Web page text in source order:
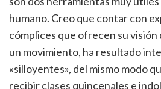
humano. Creo que contar con
cómplices que ofrecen su visión
un movimiento, ha resultado
«silloyentes», del mismo modo
recibir clases quincenales e